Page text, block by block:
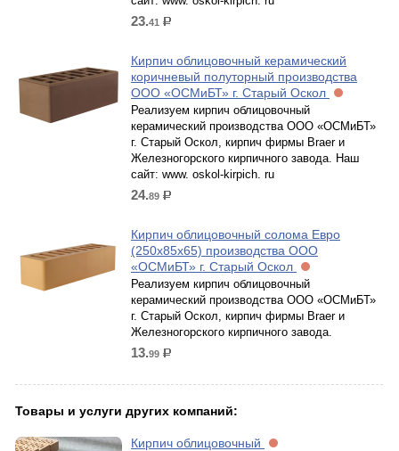
23.41 р.
Кирпич облицовочный керамический
коричневый полуторный производства
ООО «ОСМиБТ» г. Старый Оскол
Реализуем кирпич облицовочный
керамический производства ООО «ОСМиБТ»
г. Старый Оскол, кирпич фирмы Braer и
Железногорского кирпичного завода. Наш
сайт: www. oskol-kirpich. ru
24.89 р.
Кирпич облицовочный солома Евро
(250х85х65) производства ООО
«ОСМиБТ» г. Старый Оскол
Реализуем кирпич облицовочный
керамический производства ООО «ОСМиБТ»
г. Старый Оскол, кирпич фирмы Braer и
Железногорского кирпичного завода.
13.99 р.
Товары и услуги других компаний:
Кирпич облицовочный